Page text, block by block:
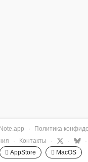
· Политика
· Контакты · · ·
 AppStore
 MacOS